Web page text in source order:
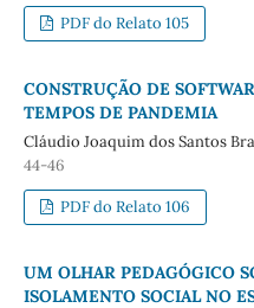
PDF do Relato 105
CONSTRUÇÃO DE
TEMPOS DE PANDEMIA
Cláudio Joaquim dos Santos
44-46
PDF do Relato 106
UM OLHAR PEDAGÓGICO
ISOLAMENTO SOCIAL NO